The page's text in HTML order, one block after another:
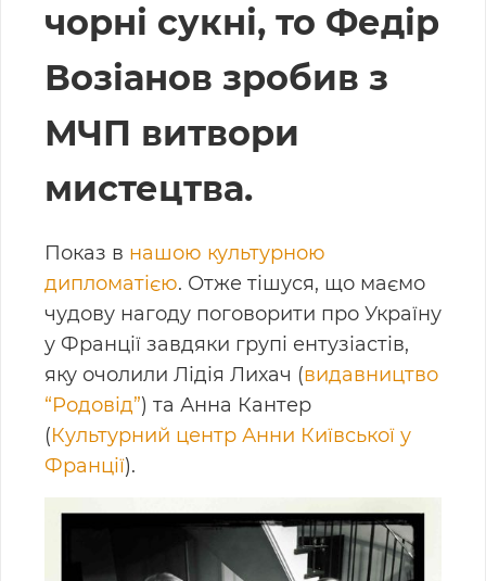
чорні сукні, то Федір
Возіанов зробив з
МЧП витвори
мистецтва.
Показ в нашою культурною
дипломатією. Отже тішуся, що маємо
чудову нагоду поговорити про Україну
у Франції завдяки групі ентузіастів,
яку очолили Лідія Лихач (видавництво
“Родовід”) та Анна Кантер
(Культурний центр Анни Київської у
Франції).